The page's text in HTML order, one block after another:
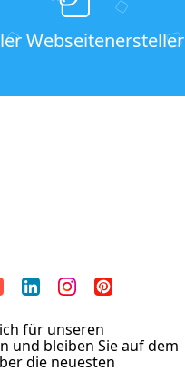
Webseitenersteller
für unseren
und bleiben Sie auf dem
die neuesten